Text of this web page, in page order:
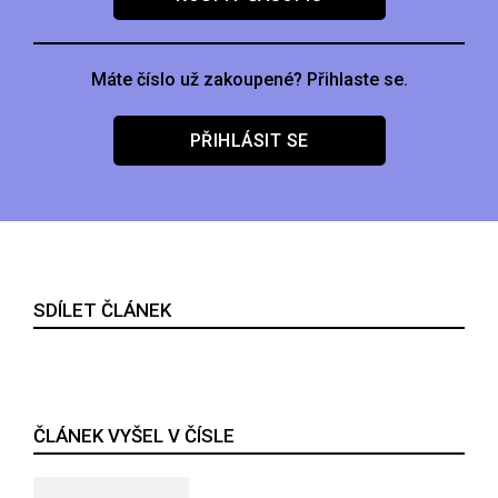
Máte číslo už zakoupené? Přihlaste se.
PŘIHLÁSIT SE
SDÍLET ČLÁNEK
ČLÁNEK VYŠEL V ČÍSLE